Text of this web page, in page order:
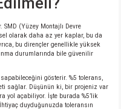
SMD (Yüzey Montajlı Devre
olarak daha az yer kaplar, bu da
bu dirençler genellikle yüksek
durumlarında bile güvenilir
gösterir. %5 tolerans,
sağlar. Düşünün ki, bir projeniz var
yol açabiliyor. İşte burada %5’lik
duyduğunuzda toleransın